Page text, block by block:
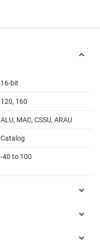
16-bit
120, 160
ALU, MAC, CSSU, ARAU
Catalog
-40 to 100